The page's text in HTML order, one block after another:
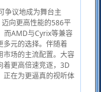
争议地成为舞台主
向更高性能的586平
而AMD与Cyrix等兼容
多元的选择。伴随着
市场的主流配置。大容
着更高倍速竞逐，3D
正在为更逼真的视听体